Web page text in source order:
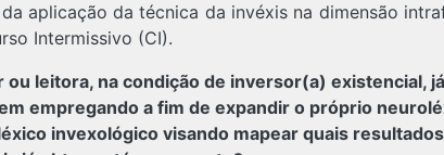
aplicação da técnica da invéxis na dimensão
Intermissivo (CI).
ou leitora, na condição de inversor(a) existencial,
empregando a fim de expandir o próprio
invexológico visando mapear quais